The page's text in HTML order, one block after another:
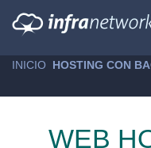
INICIO »HOSTING CON
WEB